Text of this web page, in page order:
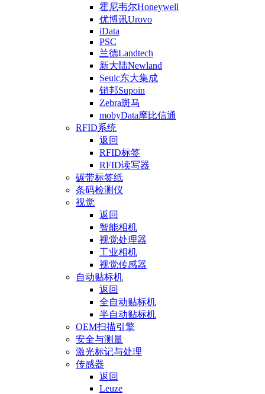
霍尼韦尔Honeywell
优博讯Urovo
iData
PSC
兰德Landtech
新大陆Newland
Seuic东大集成
销邦Supoin
Zebra斑马
mobyData摩比信通
RFID系统
返回
RFID标签
RFID读写器
碳带标签纸
条码检测仪
视觉
返回
智能相机
视觉处理器
工业相机
视觉传感器
自动贴标机
返回
全自动贴标机
半自动贴标机
OEM扫描引擎
安全与测量
激光标记与处理
传感器
返回
Leuze